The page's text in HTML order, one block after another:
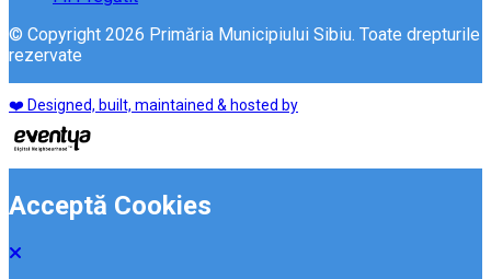
© Copyright 2026 Primăria Municipiului Sibiu. Toate drepturile
rezervate
❤️ Designed, built, maintained & hosted by
Acceptă Cookies